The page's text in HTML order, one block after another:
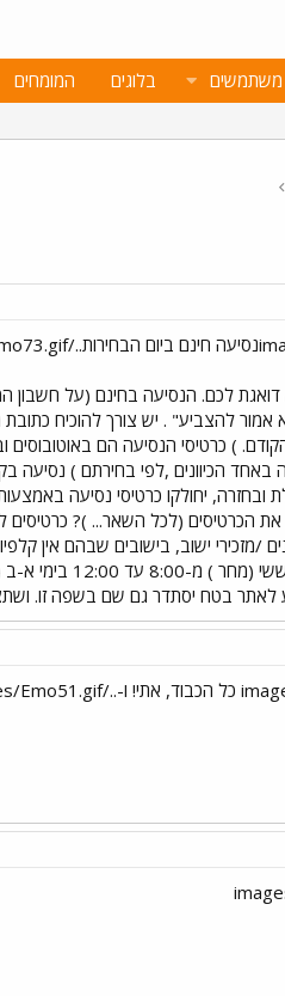
משתמשים בלוגים המומחים
) כרטיסי הנסיעה הם באוטובוסים
יחולקו כרטיסי נסיעה
בטח יסתדר גם שם בשפה זו.